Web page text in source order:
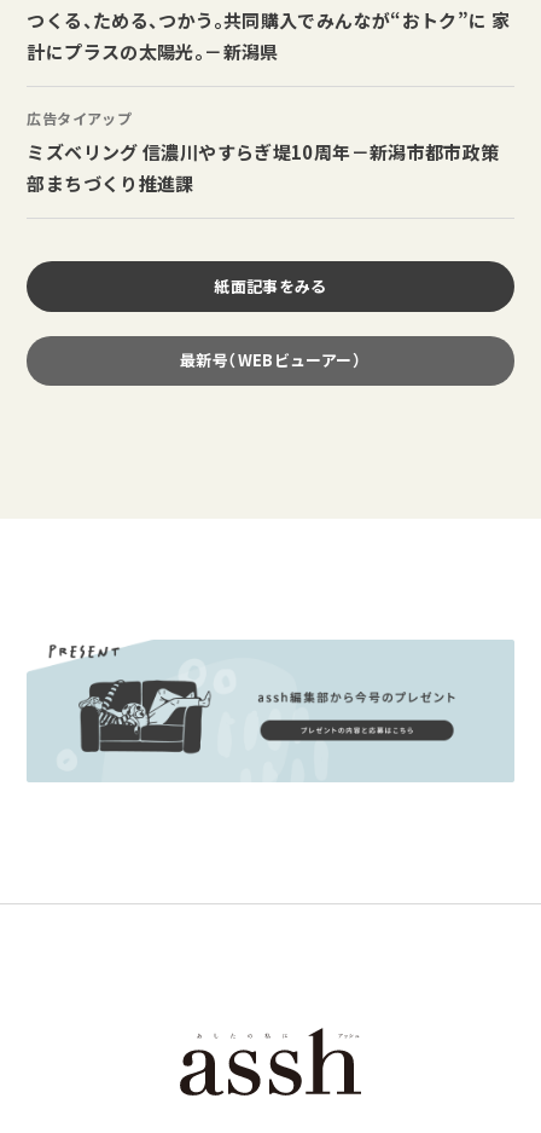
つくる、ためる、つかう。共同購入でみんなが“おトク”に 家
計にプラスの太陽光。－新潟県
広告タイアップ
ミズベリング 信濃川やすらぎ堤10周年－新潟市都市政策
部まちづくり推進課
紙面記事をみる
最新号（WEBビューアー）